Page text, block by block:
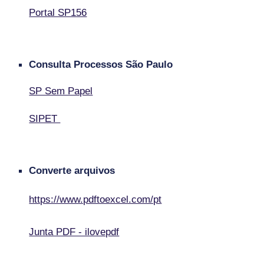
Portal SP156
Consulta ProcessosSão Paulo
SP Sem Papel
SIPET
Converte arquivos
https://www.pdftoexcel.com/pt
Junta PDF - ilovepdf